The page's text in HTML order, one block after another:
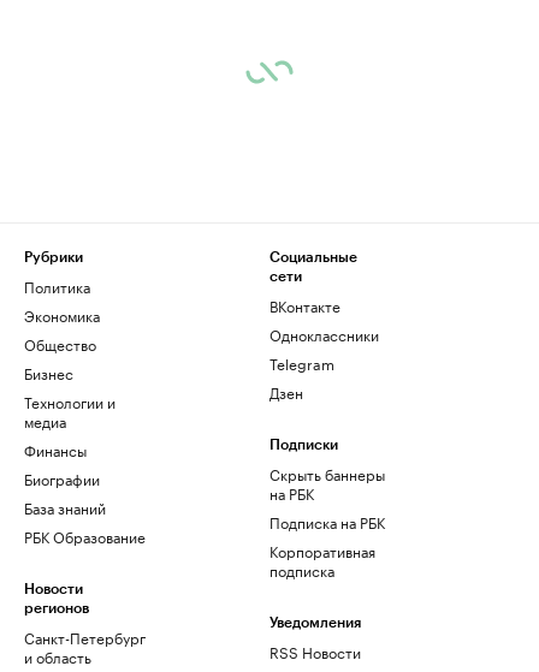
Рубрики
Политика
Экономика
Общество
Бизнес
Технологии и
медиа
Финансы
Биографии
База знаний
РБК Образование
Новости
регионов
Санкт-Петербург
и область
Социальные
сети
ВКонтакте
Одноклассники
Telegram
Дзен
Подписки
Скрыть баннеры
на РБК
Подписка на РБК
Корпоративная
подписка
Уведомления
RSS Новости